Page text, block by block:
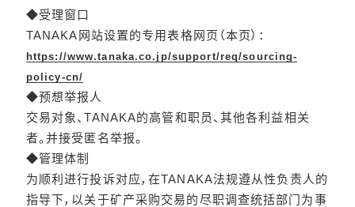
◆受理窗口
TANAKA网站设置的专用表格网页（本页）：
https://www.tanaka.co.jp/support/req/sourcing-
policy-cn/
◆预想举报人
交易对象、TANAKA的高管和职员、其他各利益相关
者。并接受匿名举报。
◆管理体制
为顺利进行投诉对应，在TANAKA法规遵从性负责人的
指导下，以关于矿产采购交易的尽职调查统括部门为事